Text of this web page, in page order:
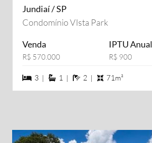
Jundiaí / SP
Condomínio VIsta Park
Venda
R$ 570.000
IPTU Anual
R$ 900
3 dormiórios
3 | 1 suítes
1 | 2 banheiros
2 | 71m²